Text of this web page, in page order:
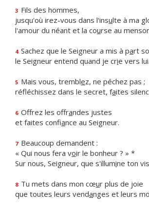
3 Fils des hommes,
jusqu'où irez-vous dans l'insulte à ma
l'amour du néant et la course au
4 Sachez que le Seigneur a mis à part
le Seigneur entend quand je crie vers lui.
5 Mais vous, tremblez, ne péchez pas ;
réfléchissez dans le secret, faites
6 Offrez les offrandes justes
et faites confiance au Seigneur.
7 Beaucoup demandent :
« Qui nous fera voir le bonheur ? » *
Sur nous, Seigneur, que s'illumine ton
8 Tu mets dans mon cœur plus de joie
que toutes leurs vendanges et leurs